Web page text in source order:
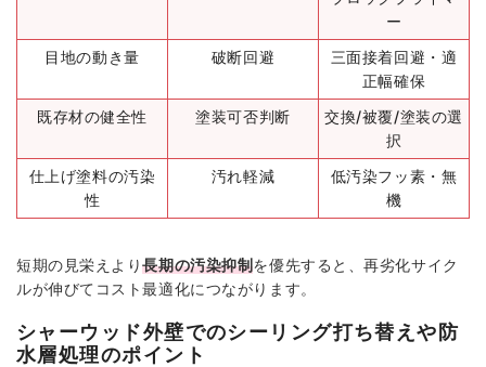
ー
目地の動き量
破断回避
三面接着回避・適
正幅確保
既存材の健全性
塗装可否判断
交換/被覆/塗装の選
択
仕上げ塗料の汚染
性
汚れ軽減
低汚染フッ素・無
機
短期の見栄えより長期の汚染抑制を優先すると、再劣化サイク
ルが伸びてコスト最適化につながります。
シャーウッド外壁でのシーリング打ち替えや防
水層処理のポイント